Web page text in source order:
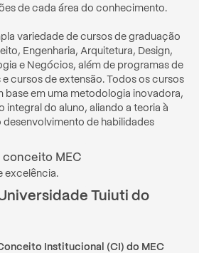
de cada área do conhecimento.
variedade de cursos de graduação
Engenharia, Arquitetura, Design,
e Negócios, além de programas de
cursos de extensão. Todos os cursos
base em uma metodologia inovadora,
integral do aluno, aliando a teoria à
desenvolvimento de habilidades
conceito MEC
excelência.
Tuiuti do
Institucional (CI) do MEC